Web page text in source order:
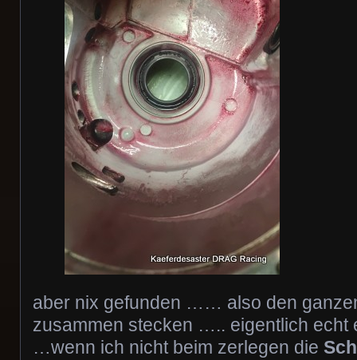
aber nix gefunden …… also den
zusammen stecken ….. eigentlich
…wenn ich nicht beim zerlegen die